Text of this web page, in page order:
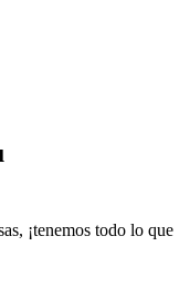
¡tenemos todo lo que